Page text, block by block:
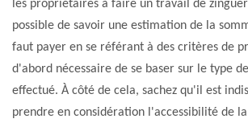
les propriétaires à faire un travail de
possible de savoir une estimation de la
faut payer en se référant à des critères de
d'abord nécessaire de se baser sur le type
effectué. À côté de cela, sachez qu'il est
prendre en considération l'accessibilité de